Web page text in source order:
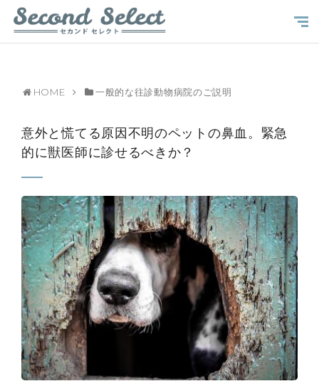
HOME 一般的な往診動物病院のご説明
意外と慌てる原因不明のペットの鼻血。緊急
的に獣医師に診せるべきか？